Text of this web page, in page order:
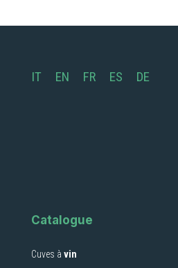
IT EN FR ES DE
Catalogue
Cuves à vin